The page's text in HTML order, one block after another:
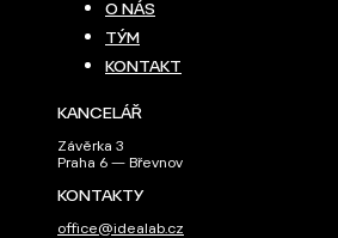
O NÁS
TÝM
KONTAKT
KANCELÁŘ
Závěrka 3
Praha 6 — Břevnov
KONTAKTY
office@idealab.cz